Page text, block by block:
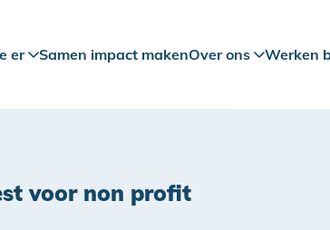
er Samen impact makenOver ons Werken
voor non profit